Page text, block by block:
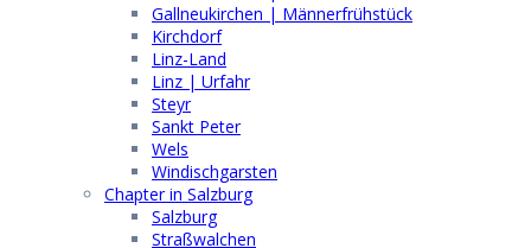
Gallneukirchen | Männerfrühstück
Kirchdorf
Linz-Land
Linz | Urfahr
Steyr
Sankt Peter
Wels
Windischgarsten
Chapter in Salzburg
Salzburg
Straßwalchen